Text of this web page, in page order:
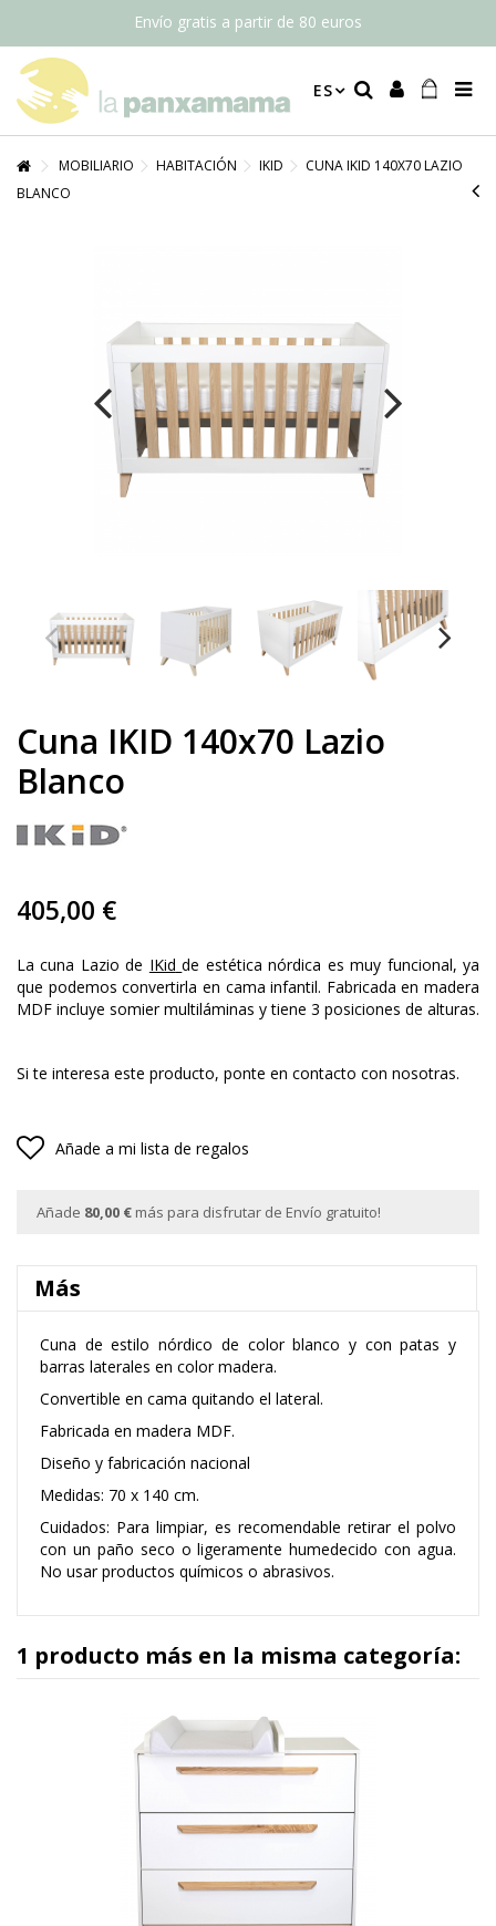
Envío gratis a partir de 80 euros
ES
MOBILIARIO HABITACIÓN IKID
CUNA IKID 140X70 LAZIO
BLANCO
Cuna IKID 140x70 Lazio
Blanco
405,00 €
La cuna Lazio de IKid de estética nórdica es muy funcional, ya
que podemos convertirla en cama infantil. Fabricada en madera
MDF incluye somiermultiláminas y tiene 3 posiciones de alturas.
Si te interesa este producto, ponte en contacto con nosotras.
Añade a mi lista de regalos
Añade 80,00 € más para disfrutar de Envío gratuito!
Más
Cuna de estilo nórdico de color blanco y con patas y
barras laterales en color madera.
Convertible en cama quitando el lateral.
Fabricada en madera MDF.
Diseño y fabricación nacional
Medidas: 70 x 140 cm.
Cuidados: Para limpiar, es recomendable retirar el polvo
con un paño seco o ligeramente humedecido con agua.
No usar productos químicos o abrasivos.
1 producto más en la misma categoría: